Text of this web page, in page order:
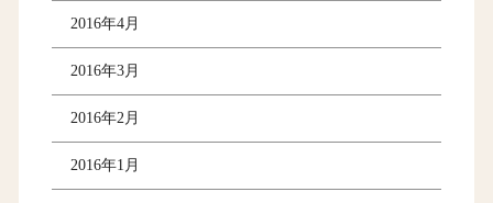
2016年4月
2016年3月
2016年2月
2016年1月